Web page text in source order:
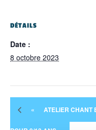
DÉTAILS
Date :
8 octobre 2023
« ATELIER CHANT